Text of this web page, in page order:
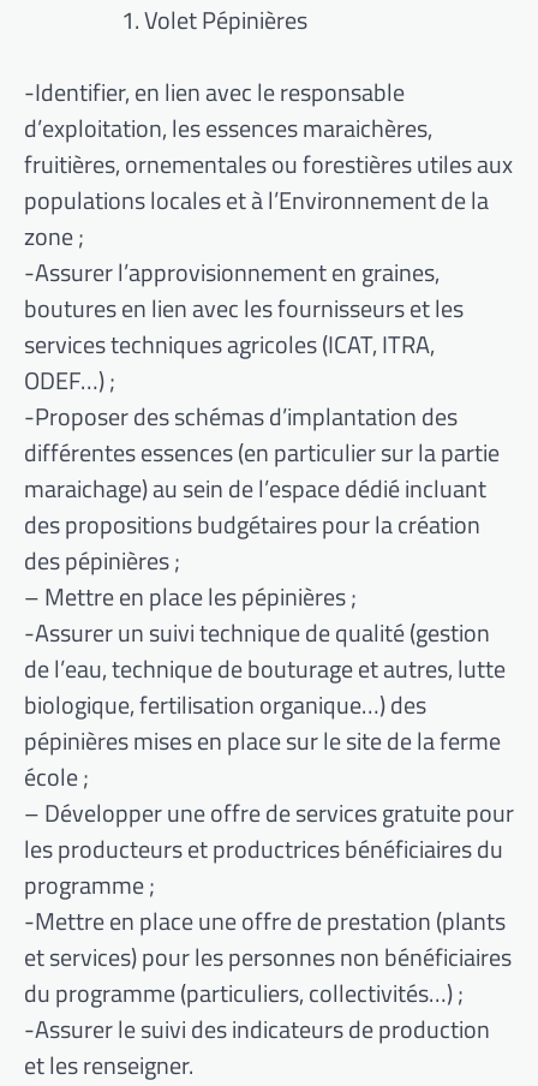
Volet Pépinières
-Identifier, en lien avec le responsable
d’exploitation, les essences maraichères,
fruitières, ornementales ou forestières utiles aux
populations locales et à l’Environnement de la
zone ;
-Assurer l’approvisionnement en graines,
boutures en lien avec les fournisseurs et les
services techniques agricoles (ICAT, ITRA,
ODEF…) ;
-Proposer des schémas d’implantation des
différentes essences (en particulier sur la partie
maraichage) au sein de l’espace dédié incluant
des propositions budgétaires pour la création
des pépinières ;
– Mettre en place les pépinières ;
-Assurer un suivi technique de qualité (gestion
de l’eau, technique de bouturage et autres, lutte
biologique, fertilisation organique…) des
pépinières mises en place sur le site de la ferme
école ;
– Développer une offre de services gratuite pour
les producteurs et productrices bénéficiaires du
programme ;
-Mettre en place une offre de prestation (plants
et services) pour les personnes non bénéficiaires
du programme (particuliers, collectivités…) ;
-Assurer le suivi des indicateurs de production
et les renseigner.